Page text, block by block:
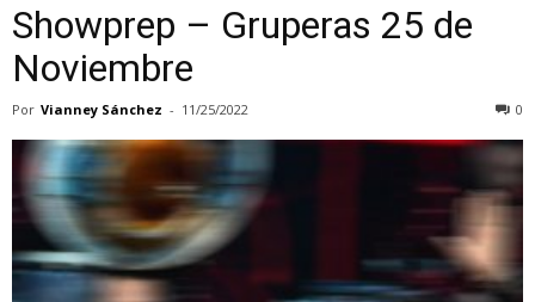
Showprep – Gruperas 25 de
Noviembre
Por Vianney Sánchez - 11/25/2022 0